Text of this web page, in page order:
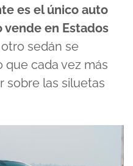
es el único auto
en Estados
sedán se
cada vez más
sobre las siluetas